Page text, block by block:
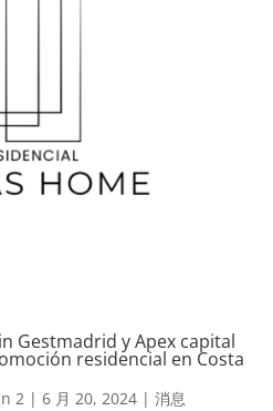
Gestmadrid y Apex capital
residencial en Costa
2 |6 月 20, 2024 |消息